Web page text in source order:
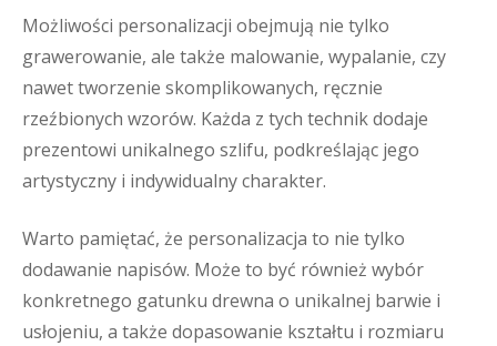
Możliwości personalizacji obejmują nie tylko
grawerowanie, ale także malowanie, wypalanie, czy
nawet tworzenie skomplikowanych, ręcznie
rzeźbionych wzorów. Każda z tych technik dodaje
prezentowi unikalnego szlifu, podkreślając jego
artystyczny i indywidualny charakter.
Warto pamiętać, że personalizacja to nie tylko
dodawanie napisów. Może to być również wybór
konkretnego gatunku drewna o unikalnej barwie i
usłojeniu, a także dopasowanie kształtu i rozmiaru